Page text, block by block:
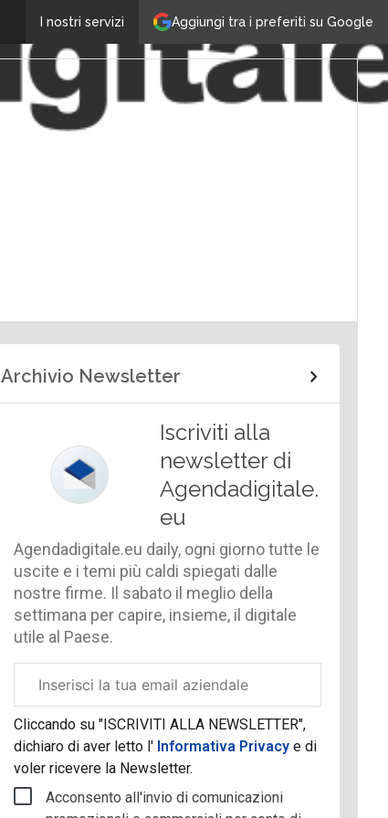
Aggiungi tra i preferiti su Google
I nostri servizi
Archivio Newsletter
Iscriviti alla
newsletter di
Agendadigitale.
eu
Agendadigitale.eu daily, ogni giorno tutte le
uscite e i temi più caldi spiegati dalle
nostre firme. Il sabato il meglio della
settimana per capire, insieme, il digitale
utile al Paese.
aziendale
Cliccando su "ISCRIVITI ALLA NEWSLETTER",
dichiaro di aver letto l' Informativa Privacye di
voler ricevere la Newsletter.
Acconsento all'invio di comunicazioni